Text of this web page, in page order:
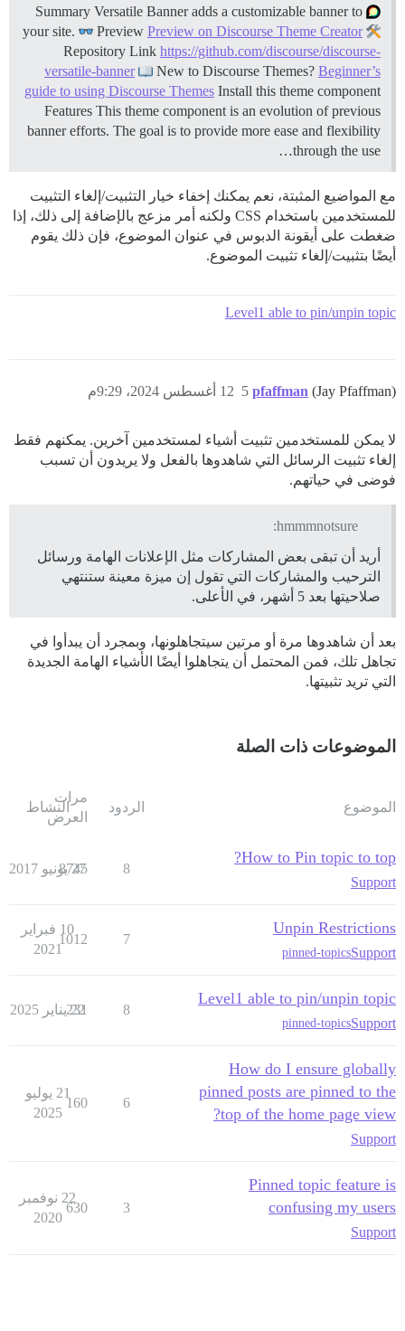
Summary Versatile Banner adds a customizable banner to
your site.
Preview Preview on Discourse Theme Creator
Repository Link https://github.com/discourse/discourse-
versatile-banner
New to Discourse Themes? Beginner’s
guide to using Discourse Themes Install this theme component
Features This theme component is an evolution of previous
banner efforts. The goal is to provide more ease and flexibility
through the use…
مع المواضيع المثبتة، نعم يمكنك إخفاء خيار التثبيت/إلغاء التثبيت
للمستخدمين باستخدام CSS ولكنه أمر مزعج بالإضافة إلى ذلك، إذا
ضغطت على أيقونة الدبوس في عنوان الموضوع، فإن ذلك يقوم
أيضًا بتثبيت/إلغاء تثبيت الموضوع.
Level1 able to pin/unpin topic
pfaffman (Jay Pfaffman) 12 أغسطس 2024، 9:29م 5
لا يمكن للمستخدمين تثبيت أشياء لمستخدمين آخرين. يمكنهم فقط
إلغاء تثبيت الرسائل التي شاهدوها بالفعل ولا يريدون أن تسبب
فوضى في حياتهم.
hmmmnotsure:
أريد أن تبقى بعض المشاركات مثل الإعلانات الهامة ورسائل
الترحيب والمشاركات التي تقول إن ميزة معينة ستنتهي
صلاحيتها بعد 5 أشهر، في الأعلى.
بعد أن شاهدوها مرة أو مرتين سيتجاهلونها، وبمجرد أن يبدأوا في
تجاهل تلك، فمن المحتمل أن يتجاهلوا أيضًا الأشياء الهامة الجديدة
التي تريد تثبيتها.
الموضوعات ذات الصلة
الموضوع الردود
مرات
العرض
النشاط
How to Pin topic to top?
Support
8
8745
27 يونيو 2017
Unpin Restrictions
Support
pinned-topics
7
1012
10 فبراير
2021
Level1 able to pin/unpin topic
Support
pinned-topics
8
231
22 يناير 2025
How do I ensure globally
pinned posts are pinned to the
top of the home page view?
Support
6
160
21 يوليو
2025
Pinned topic feature is
confusing my users
Support
3
630
22 نوفمبر
2020